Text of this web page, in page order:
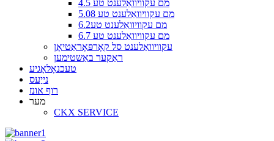
4.5 מם עקוויוואַלענט טע
5.08 מם עקוויוואַלענט טע
6.2מם עקוויוואַלענט טע
6.7 מם עקוויוואַלענט טע
עקוויוואַלענט סל קאָרפּאָראַטיאָן
ראַקער באַשטימען
טעכנאָלאָגיע
נייַעס
רוף אונז
מער
CKX SERVICE